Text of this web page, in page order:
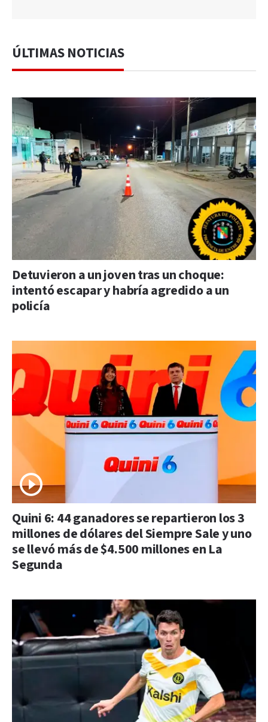
ÚLTIMAS NOTICIAS
Detuvieron a un joven tras un choque:
intentó escapar y habría agredido a un
policía
Quini 6: 44 ganadores se repartieron los 3
millones de dólares del Siempre Sale y uno
se llevó más de $4.500 millones en La
Segunda